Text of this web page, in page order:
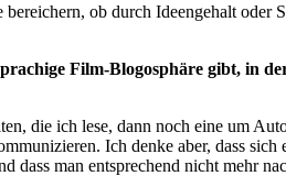
ob durch Ideengehalt
Film-Blogosphäre gibt, in
die ich lese, dann noch eine um
Ich denke aber, dass
dass man entsprechend nicht mehr